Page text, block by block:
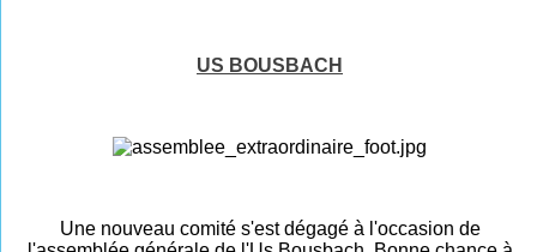
US BOUSBACH
Une nouveau comité s'est dégagé à l'occasion de